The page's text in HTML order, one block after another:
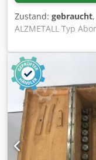
Zustand: gebraucht
ALZMETALL Typ
Nr. 452 Baujahr
Bohrleistung in Guß
- M16 Ausladung
Abstand
490 x 400 mm
Bohrschlitten-
Bohrschlitten-
0,18 kW
Bohrspindel 1,1 kW
400 Volt, 50 Hz -